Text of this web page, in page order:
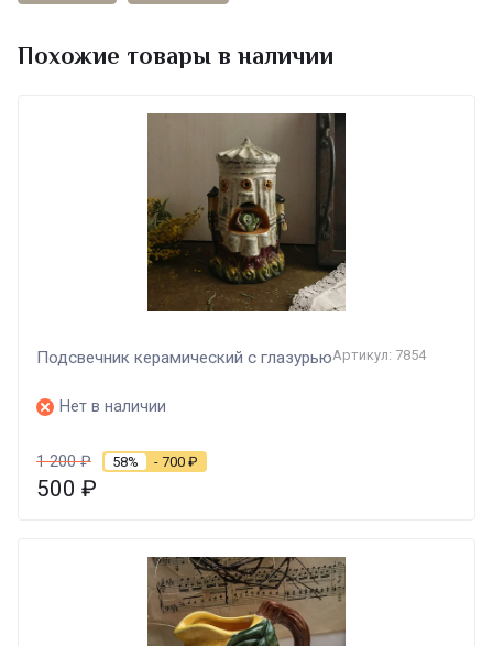
Похожие товары в наличии
Подсвечник керамический с глазурьюАртикул: 7854
Нет в наличии
1 200₽ 58% - 700 ₽
500 ₽